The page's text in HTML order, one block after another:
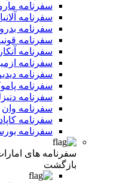
سفرنامه
سفرنامه آلانیا
سفرنامه
سفرنامه
سفرنامه آنکارا
سفرنامه
سفرنامه
سفرنامه
سفرنامه
سفرنامه وان
سفرنامه
سفرنامه
سفرنامه های
بازگشت